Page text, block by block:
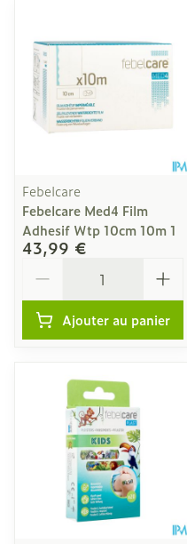
Febelcare
Febelcare Med4 Film
Adhesif Wtp 10cm 10m 1
43,99 €
Ajouter au panier